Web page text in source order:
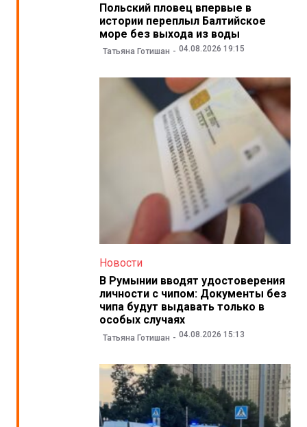
Польский пловец впервые в
истории переплыл Балтийское
море без выхода из воды
Татьяна Готишан 04.08.2026 19:15
Новости
В Румынии вводят удостоверения
личности с чипом: Документы без
чипа будут выдавать только в
особых случаях
Татьяна Готишан 04.08.2026 15:13